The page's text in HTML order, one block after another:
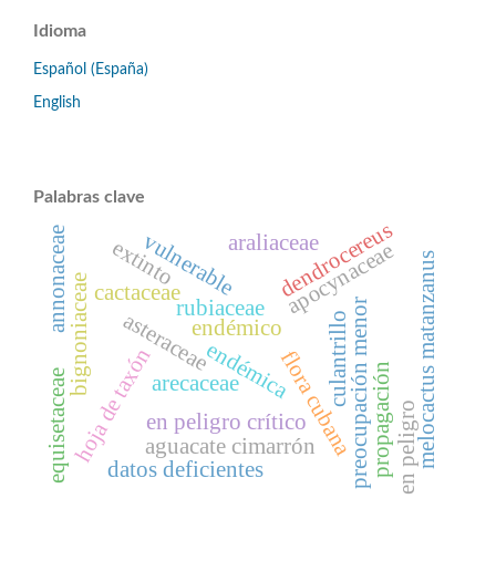
Idioma
Español (España)
English
Palabras clave
asteraceaeendémico
flora cubanapreocupación menor
rubiaceae apocynaceae
endémica
arecaceae
en peligro crítico
aguacate cimarrón
cactaceae dendrocereus
propagación
culantrillo
en peligro
hoja de taxón
equisetaceae
bignoniaceae
vulnerable melocactus matanzanus
araliaceae
extinto
datos deficientes
annonaceae